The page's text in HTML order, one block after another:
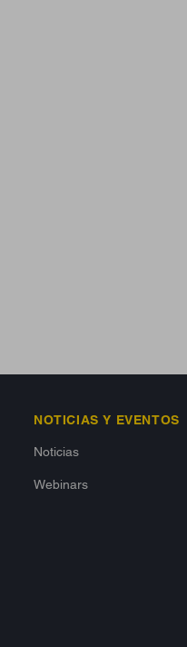
NOTICIAS Y EVENTOS
Noticias
Webinars